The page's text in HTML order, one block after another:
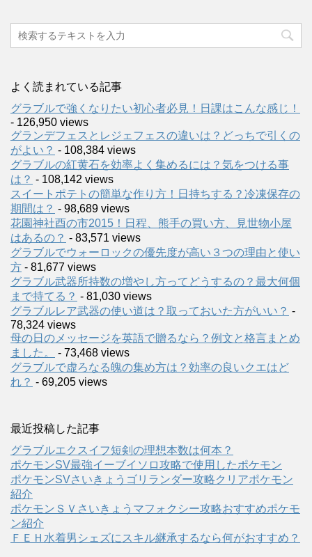
よく読まれている記事
グラブルで強くなりたい初心者必見！日課はこんな感じ！
- 126,950 views
グランデフェスとレジェフェスの違いは？どっちで引くの
がよい？ - 108,384 views
グラブルの紅黄石を効率よく集めるには？気をつける事
は？ - 108,142 views
スイートポテトの簡単な作り方！日持ちする？冷凍保存の
期間は？ - 98,689 views
花園神社酉の市2015！日程、熊手の買い方、見世物小屋
はあるの？ - 83,571 views
グラブルでウォーロックの優先度が高い３つの理由と使い
方 - 81,677 views
グラブル武器所持数の増やし方ってどうするの？最大何個
まで持てる？ - 81,030 views
グラブルレア武器の使い道は？取っておいた方がいい？ -
78,324 views
母の日のメッセージを英語で贈るなら？例文と格言まとめ
ました。
- 73,468 views
グラブルで虚ろなる魄の集め方は？効率の良いクエはど
れ？ - 69,205 views
最近投稿した記事
グラブルエクスイフ短剣の理想本数は何本？
ポケモンSV最強イーブイソロ攻略で使用したポケモン
ポケモンSVさいきょうゴリランダー攻略クリアポケモン
紹介
ポケモンＳＶさいきょうマフォクシー攻略おすすめポケモ
ン紹介
ＦＥＨ水着男シェズにスキル継承するなら何がおすすめ？